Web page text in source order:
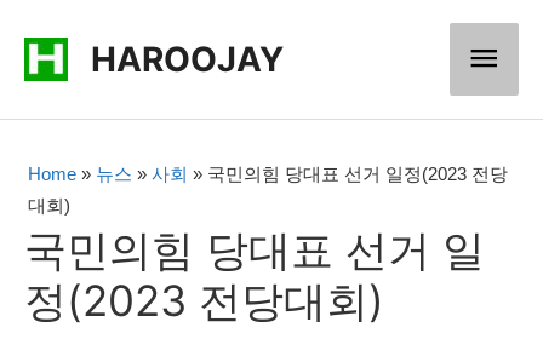
HAROOJAY
메
인
메
뉴
Home » 뉴스 » 사회 » 국민의힘 당대표 선거 일정(2023 전당
대회)
국민의힘 당대표 선거 일
정(2023 전당대회)